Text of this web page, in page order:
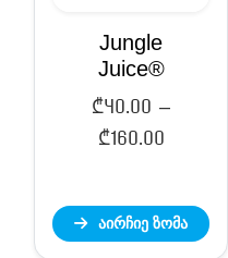
Jungle
Juice®
₾40.00 –
₾160.00Price
აირჩიე ზომა